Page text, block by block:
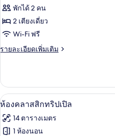
ของ
ห้อง
สแตนดาร์ด
ทวิน
พักได้ 2 คน
2 เตียงเดี่ยว
Wi-Fi ฟรี
รายละเอียดเพิ่มเติม
ราย
เกี่ยว
กับ
ห้อง
ทวิ
น
เปิด
ภาพถ่าย
ทั้งหมด
6
ห้องคลาสสิกทริปเปิล
14 ตารางเมตร
1 ห้องนอน